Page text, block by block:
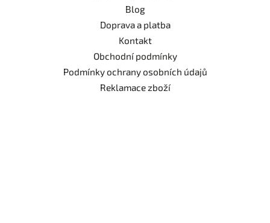
Blog
Doprava a platba
Kontakt
Obchodní podmínky
Podmínky ochrany osobních údajů
Reklamace zboží